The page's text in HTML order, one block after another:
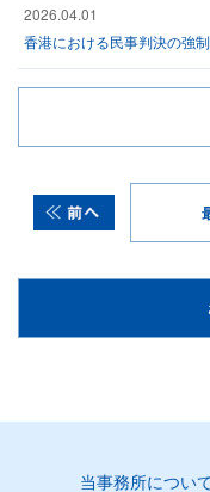
2026.04.01
香港における民事判決の強
当事務所につい